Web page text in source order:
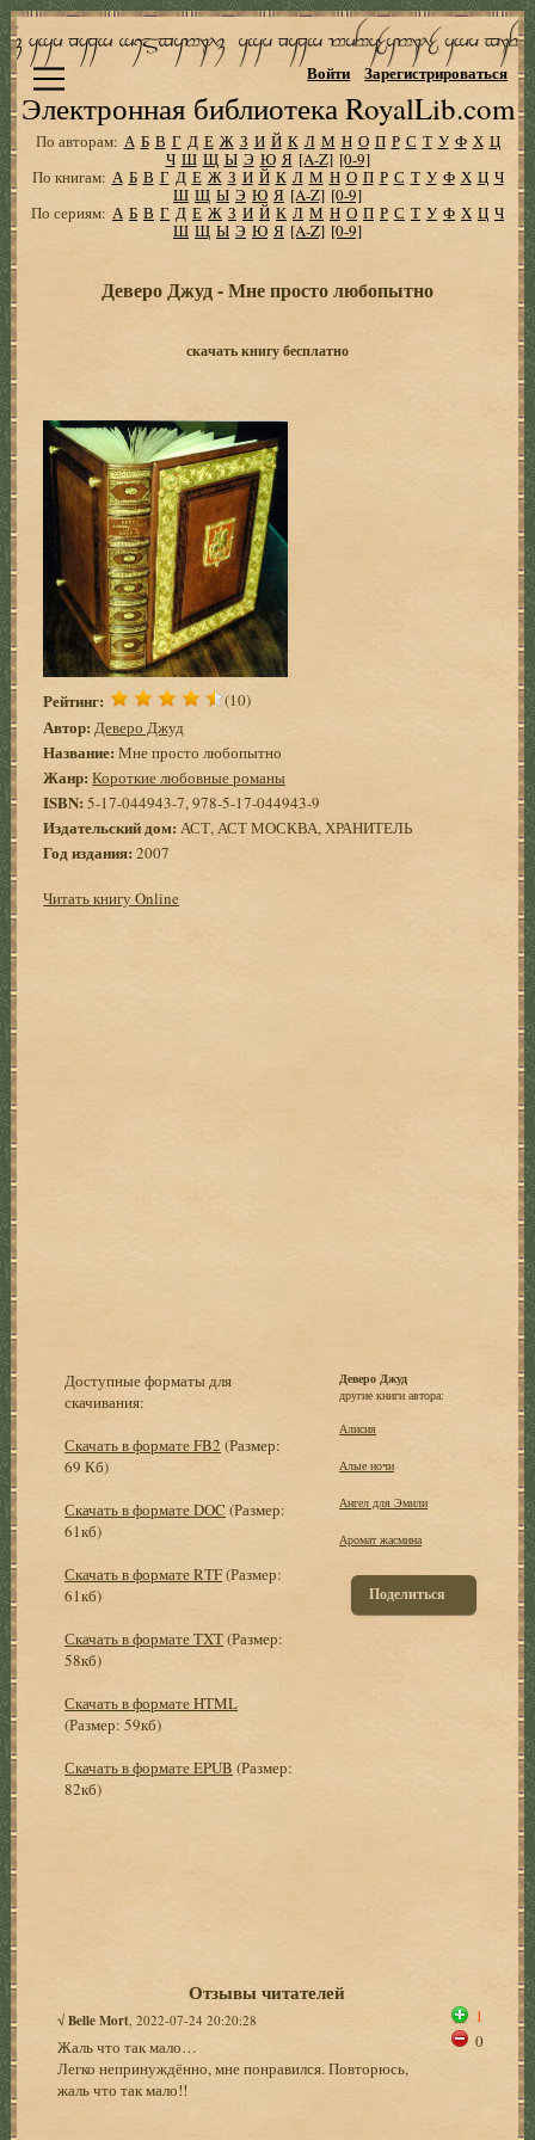
Электронная библиотека RoyalLib.com
Войти Зарегистрироваться
По авторам: А Б В Г Д Е Ж З И Й К Л М Н О П Р С Т У Ф Х Ц
Ч Ш Щ Ы Э Ю Я [A-Z] [0-9]
По книгам: А Б В Г Д Е Ж З И Й К Л М Н О П Р С Т У Ф Х Ц Ч
Ш Щ Ы Э Ю Я [A-Z] [0-9]
По сериям: А Б В Г Д Е Ж З И Й К Л М Н О П Р С Т У Ф Х Ц Ч
Ш Щ Ы Э Ю Я [A-Z] [0-9]
Деверо Джуд - Мне просто любопытно
скачать книгу бесплатно
Рейтинг: (10)
Автор: Деверо Джуд
Название: Мне просто любопытно
Жанр: Короткие любовные романы
ISBN: 5-17-044943-7, 978-5-17-044943-9
Издательский дом: АСТ, АСТ МОСКВА, ХРАНИТЕЛЬ
Год издания:2007
Читать книгу Online
Доступные форматы для
скачивания:
Скачать в формате FB2 (Размер:
69 Кб)
Скачать в формате DOC (Размер:
61кб)
Скачать в формате RTF(Размер:
61кб)
Скачать в формате TXT(Размер:
58кб)
Скачать в формате HTML
(Размер: 59кб)
Скачать в формате EPUB (Размер:
82кб)
Деверо Джуд
другие книги автора:
Алисия
Алые ночи
Ангел для Эмили
Аромат жасмина
Поделиться
Отзывы читателей
√Belle Mort , 2022-07-24 20:20:28
Жаль что так мало…
Легко непринуждённо, мне понравился. Повторюсь,
жаль что так мало!!
1
0